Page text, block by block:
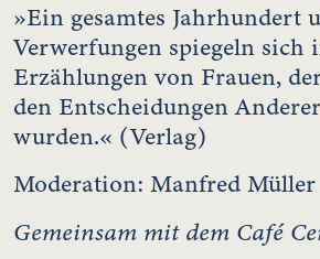
»Ein gesamtes Jahrhundert
Verwerfungen spiegeln sich
Erzählungen von Frauen,
den Entscheidungen
wurden.« (Verlag)
Moderation: Manfred Müller
Gemeinsam mit dem Café